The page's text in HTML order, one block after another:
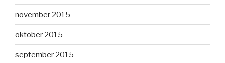
november 2015
oktober 2015
september 2015